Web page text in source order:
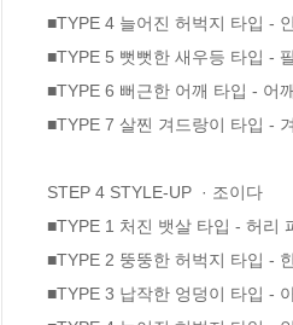
■TYPE 4 늘어진 허벅지 타입 -
■TYPE 5 뻣뻣한 새우등 타입 -
■TYPE 6 뻐근한 어깨 타입 - 어
■TYPE 7 살찐 겨드랑이 타입 -
STEP 4 STYLE-UP  · 조이다
■TYPE 1 처진 뱃살 타입 - 허리
■TYPE 2 뚱뚱한 허벅지 타입 -
■TYPE 3 납작한 엉덩이 타입 -